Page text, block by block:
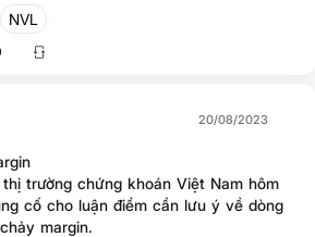
các cơ quan chức năng, doanh nghiệp địa
ốc đã cởi bỏ được gánh nặng tâm lý và
sẵn sàng trở lại “đường đua”.
NVL
20/08/2023
trường chứng khoán Việt Nam hôm
cố cho luận điểm cần lưu ý về dòng
margin.